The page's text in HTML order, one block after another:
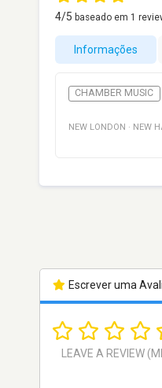
4/5 baseado em 1
Informações
CHAMBER MUSIC
NEW LONDON · NEW
Escrever uma